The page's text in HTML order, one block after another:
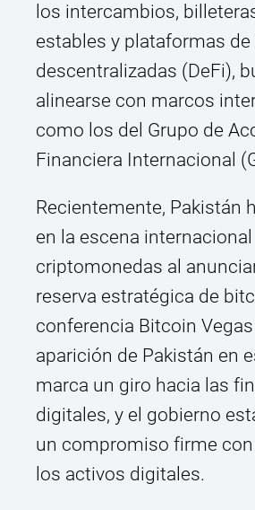
los intercambios,
estables y plataformas
descentralizadas (DeFi),
alinearse con marcos
como los del Grupo de
Financiera Internacional
Recientemente, Pakistán
en la escena
criptomonedas al
reserva estratégica de
conferencia Bitcoin
aparición de Pakistán en
marca un giro hacia las
digitales, y el gobierno
un compromiso firme
los activos digitales.